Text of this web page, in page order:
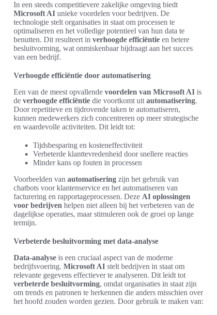
In een steeds competitievere zakelijke omgeving biedt
Microsoft AI unieke voordelen voor bedrijven. De
technologie stelt organisaties in staat om processen te
optimaliseren en het volledige potentieel van hun data te
benutten. Dit resulteert in verhoogde efficiëntie en betere
besluitvorming, wat onmiskenbaar bijdraagt aan het succes
van een bedrijf.
Verhoogde efficiëntie door automatisering
Een van de meest opvallende voordelen van Microsoft AI is
de verhoogde efficiëntie die voortkomt uit automatisering.
Door repetitieve en tijdrovende taken te automatiseren,
kunnen medewerkers zich concentreren op meer strategische
en waardevolle activiteiten. Dit leidt tot:
Tijdsbesparing en kosteneffectiviteit
Verbeterde klanttevredenheid door snellere reacties
Minder kans op fouten in processen
Voorbeelden van automatisering zijn het gebruik van
chatbots voor klantenservice en het automatiseren van
facturering en rapportageprocessen. Deze AI oplossingen
voor bedrijven helpen niet alleen bij het verbeteren van de
dagelijkse operaties, maar stimuleren ook de groei op lange
termijn.
Verbeterde besluitvorming met data-analyse
Data-analyse is een cruciaal aspect van de moderne
bedrijfsvoering. Microsoft AI stelt bedrijven in staat om
relevante gegevens effectiever te analyseren. Dit leidt tot
verbeterde besluitvorming, omdat organisaties in staat zijn
om trends en patronen te herkennen die anders misschien over
het hoofd zouden worden gezien. Door gebruik te maken van: